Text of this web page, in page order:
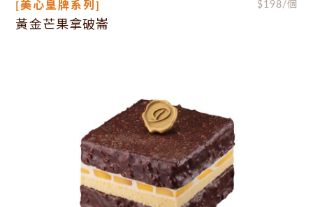
[美心皇牌系列] $198/個
黃金芒果拿破崙